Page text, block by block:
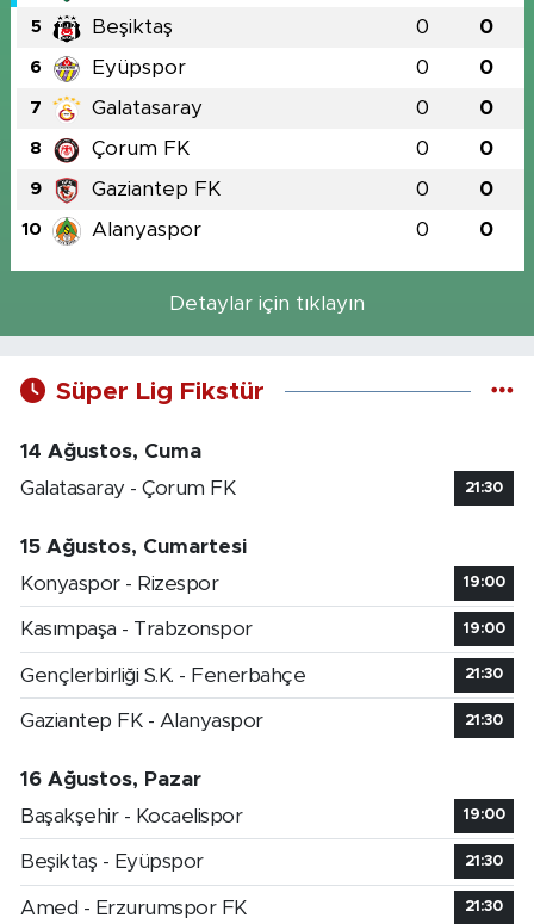
5 Beşiktaş 0 0
6 Eyüpspor 0 0
7 Galatasaray 0 0
8 Çorum FK 0 0
9 Gaziantep FK 0 0
10 Alanyaspor 0 0
Detaylar için tıklayın
Süper Lig Fikstür
14 Ağustos, Cuma
Galatasaray - Çorum FK
21:30
15 Ağustos, Cumartesi
Konyaspor - Rizespor
19:00
Kasımpaşa - Trabzonspor 19:00
Gençlerbirliği S.K. - Fenerbahçe 21:30
Gaziantep FK - Alanyaspor 21:30
16 Ağustos, Pazar
Başakşehir - Kocaelispor
19:00
Beşiktaş - Eyüpspor 21:30
Amed - Erzurumspor FK 21:30